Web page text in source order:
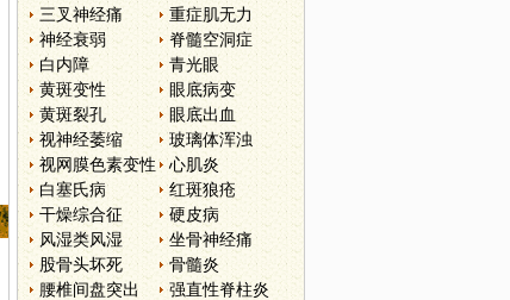
三叉神经痛
重症肌无力
神经衰弱
脊髓空洞症
白内障
青光眼
黄斑变性
眼底病变
黄斑裂孔
眼底出血
视神经萎缩
玻璃体浑浊
视网膜色素变性
心肌炎
白塞氏病
红斑狼疮
干燥综合征
硬皮病
风湿类风湿
坐骨神经痛
股骨头坏死
骨髓炎
腰椎间盘突出
强直性脊柱炎